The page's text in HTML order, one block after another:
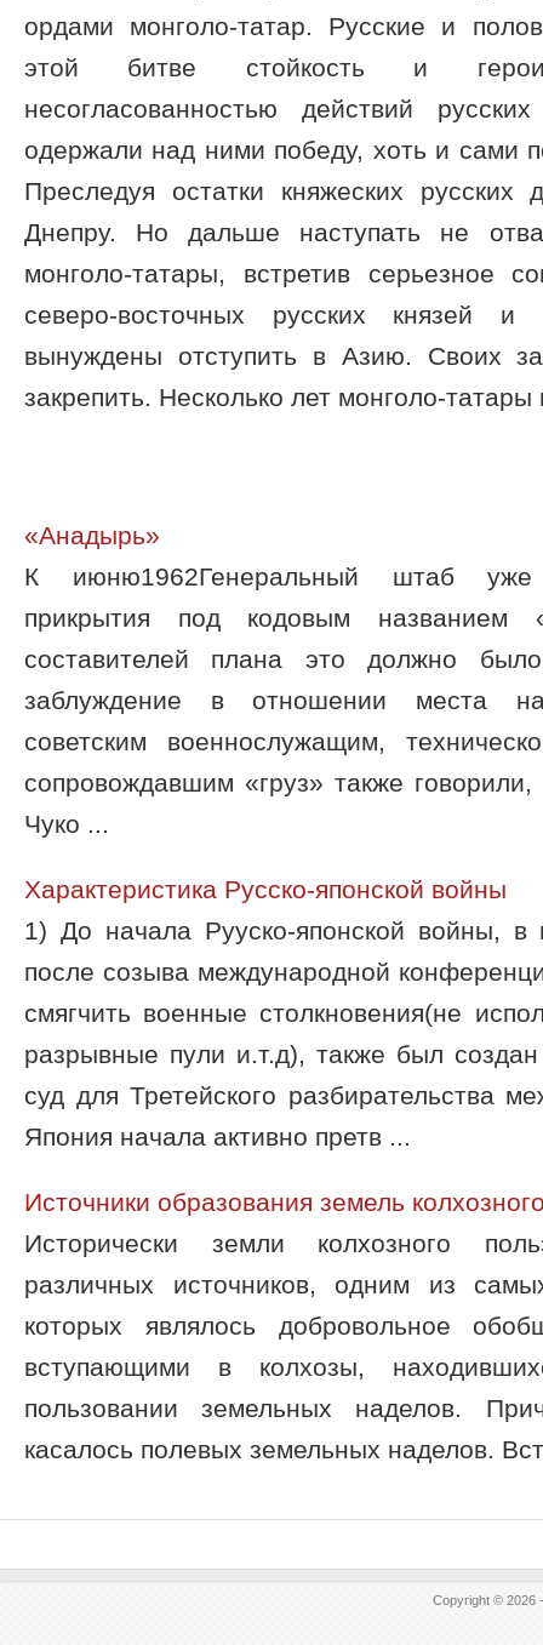
ордами монголо-татар. Русские и
этой битве стойкость и
несогласованностью действий
одержали над ними победу, хоть и сами
Преследуя остатки княжеских
Днепру. Но дальше наступать не
монголо-татары, встретив серьезное
северо-восточных русских князей
вынуждены отступить в Азию. Своих
закрепить. Несколько лет монголо-
«Анадырь»
К июню1962Генеральный штаб уже
прикрытия под кодовым
составителей плана это должно
заблуждение в отношении места
советским военнослужащим,
сопровождавшим «груз» также
Чуко ...
Характеристика Русско-японской войны
1) До начала Рууско-японской войны,
после созыва международной
смягчить военные столкновения(не
разрывные пули и.т.д), также был
суд для Третейского разбирательства
Япония начала активно претв ...
Источники образования земель
Исторически земли колхозного
различных источников, одним из
которых являлось добровольное
вступающими в колхозы,
пользовании земельных наделов.
касалось полевых земельных наделов.
Copyright © 2026